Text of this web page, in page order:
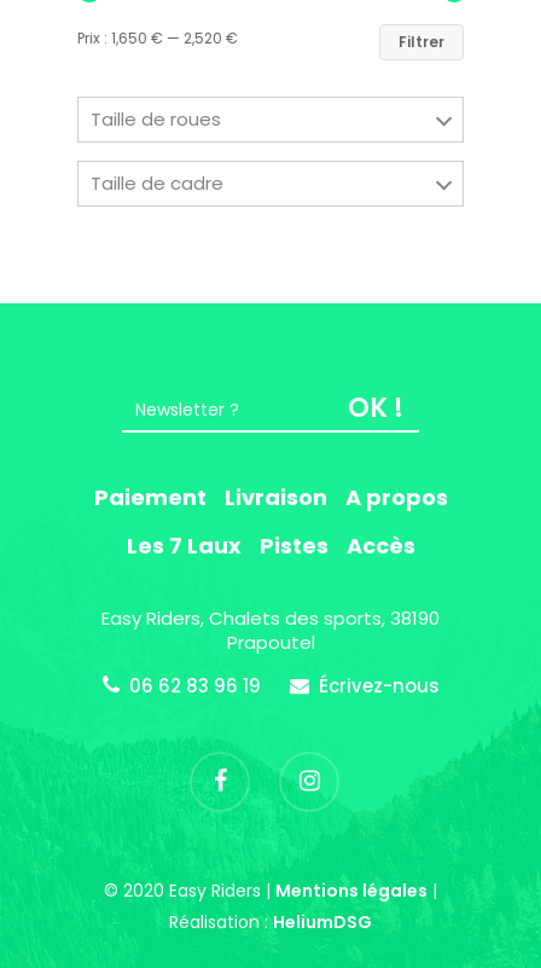
Filtrer
Prix : 1,650 € — 2,520 €
Taille de roues
Taille de cadre
OK !
Paiement Livraison
A propos
Les 7 Laux
Pistes Accès
Easy Riders, Chalets des sports, 38190
Prapoutel
06 62 83 96 19
Écrivez-nous
© 2020 Easy Riders | Mentions légales |
Réalisation : HeliumDSG
38190 Prapoutel